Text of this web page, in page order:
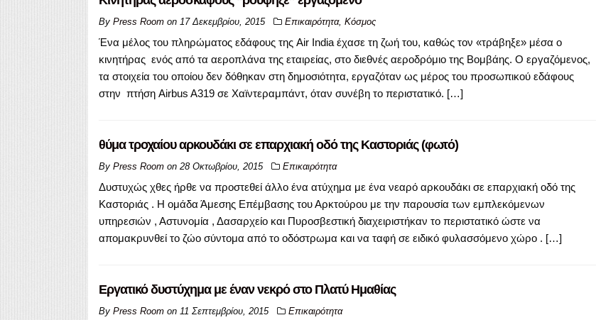
By Press Roomon 17 Δεκεμβρίου, 2015 Επικαιρότητα, Κόσμος
Ένα μέλος του πληρώματος εδάφους της Air India έχασε τη ζωή του, καθώς τον «τράβηξε» μέσα ο
κινητήρας ενός από τα αεροπλάνα της εταιρείας, στο διεθνές αεροδρόμιο της Βομβάης. Ο εργαζόμενος,
τα στοιχεία του οποίου δεν δόθηκαν στη δημοσιότητα, εργαζόταν ως μέρος του προσωπικού εδάφους
στην πτήση Airbus A319 σε Χαϊντεραμπάντ, όταν συνέβη το περιστατικό. […]
θύμα τροχαίου αρκουδάκι σε επαρχιακή οδό της Καστοριάς (φωτό)
By Press Roomon 28 Οκτωβρίου, 2015 Επικαιρότητα
Δυστυχώς χθες ήρθε να προστεθεί άλλο ένα ατύχημα με ένα νεαρό αρκουδάκι σε επαρχιακή οδό της
Καστοριάς . Η ομάδα Άμεσης Επέμβασης του Αρκτούρου με την παρουσία των εμπλεκόμενων
υπηρεσιών , Αστυνομία , Δασαρχείο και Πυροσβεστική διαχειριστήκαν το περιστατικό ώστε να
απομακρυνθεί το ζώο σύντομα από το οδόστρωμα και να ταφή σε ειδικό φυλασσόμενο χώρο . […]
Εργατικό δυστύχημα με έναν νεκρό στο Πλατύ Ημαθίας
By Press Roomon 11 Σεπτεμβρίου, 2015 Επικαιρότητα